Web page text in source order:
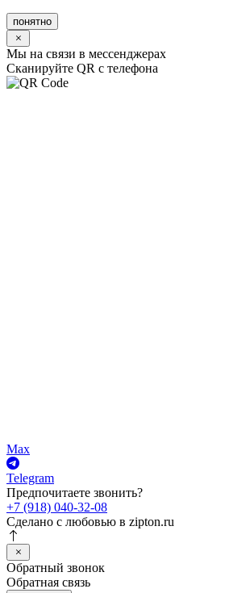
понятно
Мы на связи в мессенджерах
Сканируйте QR с телефона
Max
Telegram
Предпочитаете звонить?
+7 (918) 040-32-08
Сделано с любовью в zipton.ru
Обратный звонок
Обратная связь